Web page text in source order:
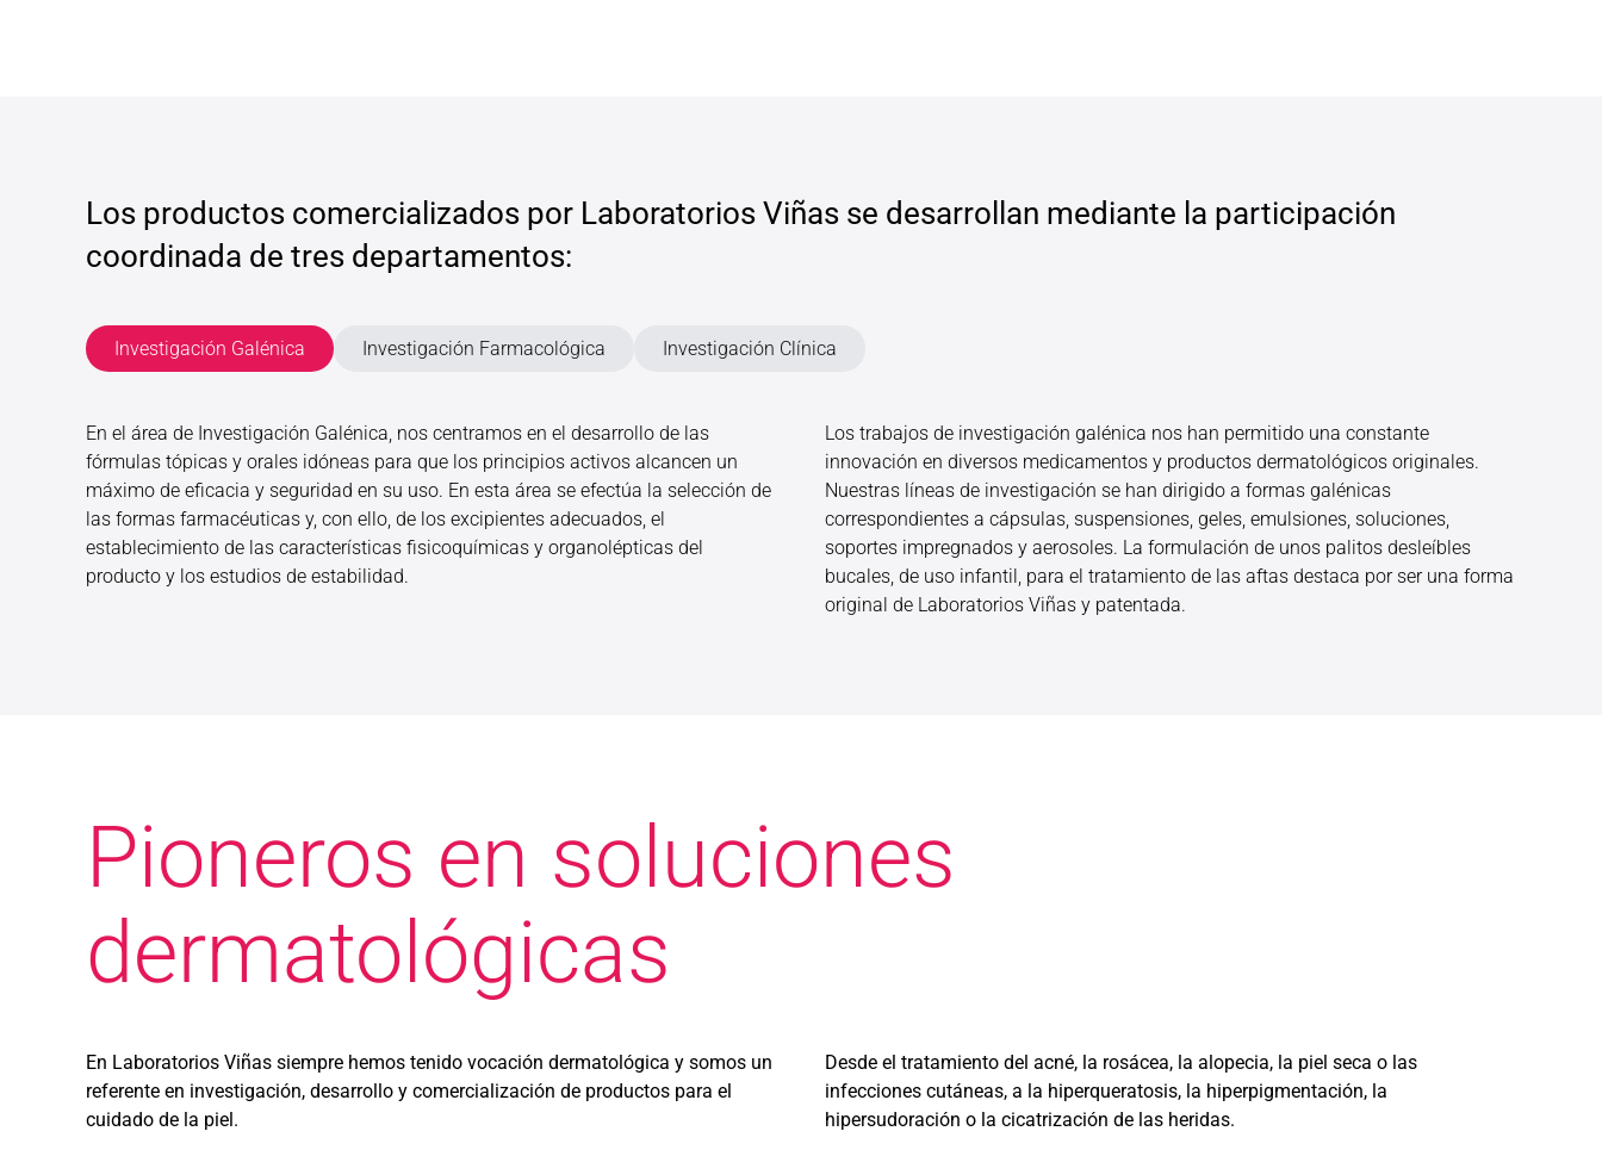
Los productos comercializados por Laboratorios Viñas se desarrollan mediante la participación
coordinada de tres departamentos:
Investigación Galénica Investigación Farmacológica Investigación Clínica
En el área de Investigación Galénica, nos centramos en el desarrollo de las
fórmulas tópicas y orales idóneas para que los principios activos alcancen un
máximo de eficacia y seguridad en su uso. En esta área se efectúa la selección de
las formas farmacéuticas y, con ello, de los excipientes adecuados, el
establecimiento de las características fisicoquímicas y organolépticas del
producto y los estudios de estabilidad.
Los trabajos de investigación galénica nos han permitido una constante
innovación en diversos medicamentos y productos dermatológicos originales.
Nuestras líneas de investigación se han dirigido a formas galénicas
correspondientes a cápsulas, suspensiones, geles, emulsiones, soluciones,
soportes impregnados y aerosoles. La formulación de unos palitos desleíbles
bucales, de uso infantil, para el tratamiento de las aftas destaca por ser una forma
original de Laboratorios Viñas y patentada.
Pioneros en soluciones
dermatológicas
En Laboratorios Viñas siempre hemos tenido vocación dermatológica y somos un
referente en investigación, desarrollo y comercialización de productos para el
cuidado de la piel.
Desde el tratamiento del acné, la rosácea, la alopecia, la piel seca o las
infecciones cutáneas, a la hiperqueratosis, la hiperpigmentación, la
hipersudoración o la cicatrización de las heridas.